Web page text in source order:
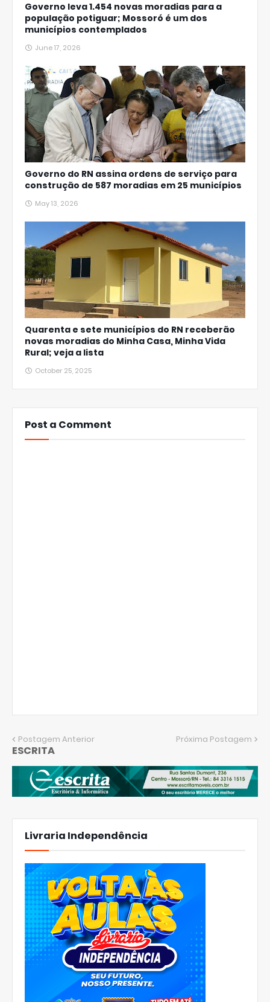
Governo leva 1.454 novas moradias para a
população potiguar; Mossoró é um dos
municípios contemplados
June 17, 2026
Governo do RN assina ordens de serviço para
construção de 587 moradias em 25 municípios
May 13, 2026
Quarenta e sete municípios do RN receberão
novas moradias do Minha Casa, Minha Vida
Rural; veja a lista
October 25, 2025
Post a Comment
Postagem Anterior Próxima Postagem
ESCRITA
Livraria Independência